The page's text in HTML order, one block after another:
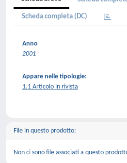
Scheda completa (DC)
Anno
2001
Appare nelle tipologie:
1.1 Articolo in rivista
File in questo prodotto:
Non ci sono file associati a questo